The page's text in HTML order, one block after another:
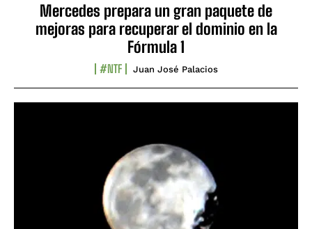
Mercedes prepara un gran paquete de
mejoras para recuperar el dominio en la
Fórmula 1
#NTF Juan José Palacios